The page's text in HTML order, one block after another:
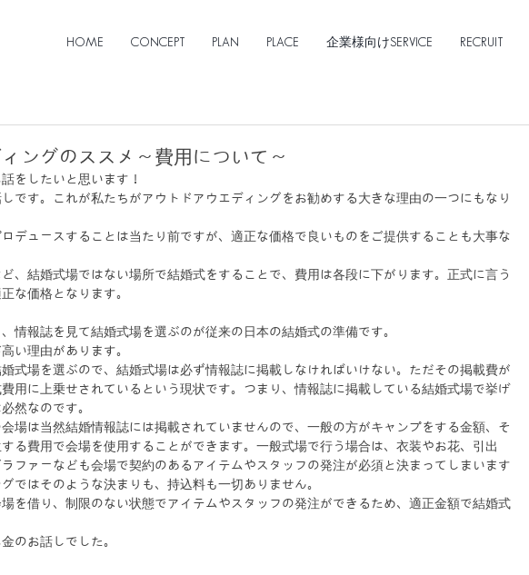
HOME CONCEPT PLAN PLACE 企業様向けSERVICE RECRUIT
ングのススメ～費用について～
をしたいと思います！
です。これが私たちがアウトドアウエディングをお勧めする大きな理由の一つにもなり
デュースすることは当たり前ですが、適正な価格で良いものをご提供することも大事な
、結婚式場ではない場所で結婚式をすることで、費用は各段に下がります。正式に言う
な価格となります。
情報誌を見て結婚式場を選ぶのが従来の日本の結婚式の準備です。
い理由があります。
式場を選ぶので、結婚式場は必ず情報誌に掲載しなければいけない。ただその掲載費が
用に上乗せされているという現状です。つまり、情報誌に掲載している結婚式場で挙げ
然なのです。
場は当然結婚情報誌には掲載されていませんので、一般の方がキャンプをする金額、そ
る費用で会場を使用することができます。一般式場で行う場合は、衣装やお花、引出
ファーなども会場で契約のあるアイテムやスタッフの発注が必須と決まってしまいます
ではそのような決まりも、持込料も一切ありません。
を借り、制限のない状態でアイテムやスタッフの発注ができるため、適正金額で結婚式
のお話しでした。